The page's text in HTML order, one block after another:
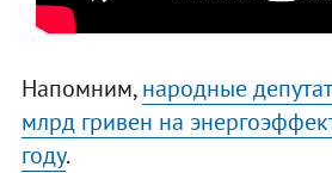
Напомним,народные
млрд гривен на
году.